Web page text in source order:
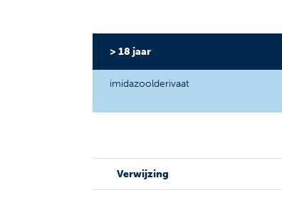
> 18 jaar
imidazoolderivaat
Verwijzing